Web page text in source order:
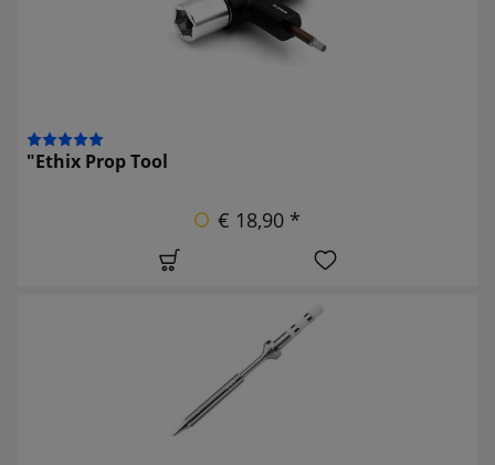
"Ethix Prop Tool
€ 18,90 *